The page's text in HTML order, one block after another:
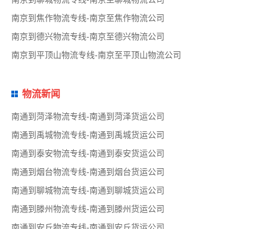
南京到焦作物流专线-南京至焦作物流公司
南京到德兴物流专线-南京至德兴物流公司
南京到平顶山物流专线-南京至平顶山物流公司
物流新闻
南通到菏泽物流专线-南通到菏泽货运公司
南通到禹城物流专线-南通到禹城货运公司
南通到泰安物流专线-南通到泰安货运公司
南通到烟台物流专线-南通到烟台货运公司
南通到聊城物流专线-南通到聊城货运公司
南通到滕州物流专线-南通到滕州货运公司
南通到安丘物流专线-南通到安丘货运公司